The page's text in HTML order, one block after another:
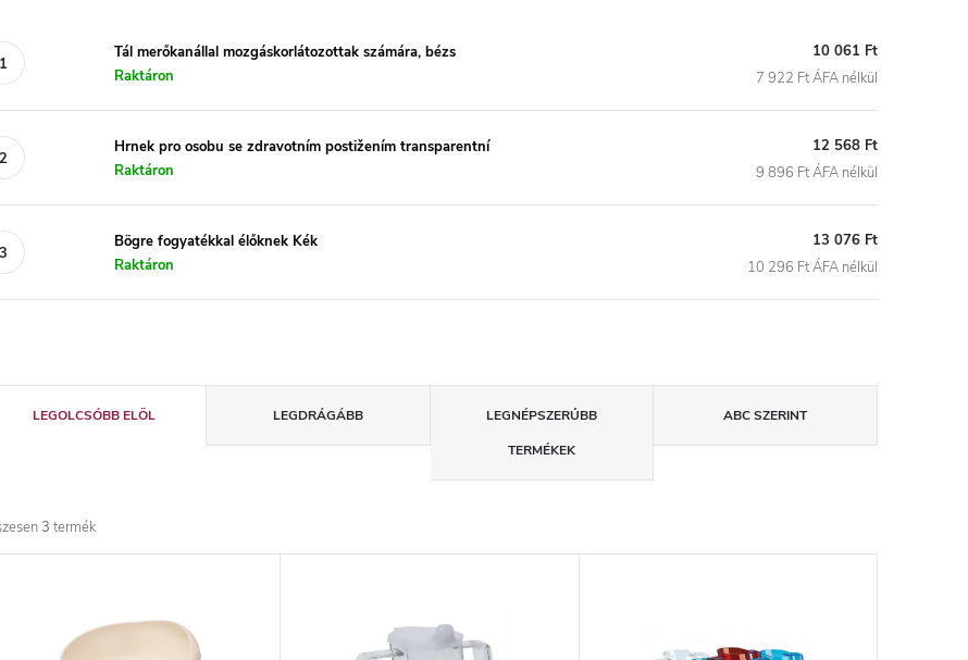
Tál merőkanállal mozgáskorlátozottak számára, bézs
Raktáron
10 061 Ft
7 922 Ft ÁFA nélkül
Hrnek pro osobu se zdravotním postižením transparentní
Raktáron
12 568 Ft
9 896 Ft ÁFA nélkül
Bögre fogyatékkal élőknek Kék
Raktáron
13 076 Ft
10 296 Ft ÁFA nélkül
LEGOLCSÓBB ELÖL LEGDRÁGÁBB
LEGNÉPSZERŰBB
TERMÉKEK
ABC SZERINT
3 termék